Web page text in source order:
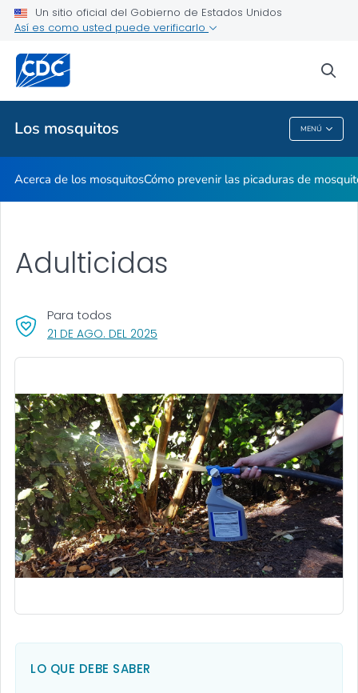
Un sitio oficial del Gobierno de Estados Unidos
Así es como usted puede verificarlo
Los mosquitos MENÚ
Temas relacionados
Los Mosquitos
Acerca de los mosquitosCómo prevenir las picaduras de
Adulticidas
21 DE AGO. DEL 2025
Para todos
LO QUE DEBE SABER